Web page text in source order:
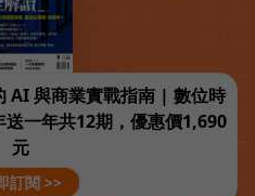
AI 與商業實戰指南 | 數位時
一年共12期，優惠價1,690
元
訂閱 >>